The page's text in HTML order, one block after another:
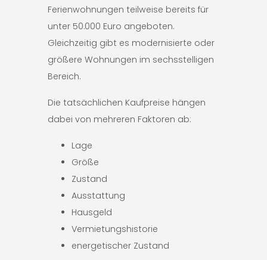
Ferienwohnungen teilweise bereits für
unter 50.000 Euro angeboten.
Gleichzeitig gibt es modernisierte oder
größere Wohnungen im sechsstelligen
Bereich.
Die tatsächlichen Kaufpreise hängen
dabei von mehreren Faktoren ab:
Lage
Größe
Zustand
Ausstattung
Hausgeld
Vermietungshistorie
energetischer Zustand